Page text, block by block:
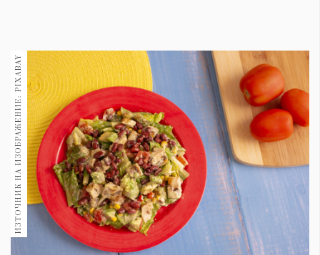
Книги 1188
30+ 1970
Гурме 1709
Пътувай
237
Здраве 389
ИЗТОЧНИК НА ИЗОБРАЖЕНИЕ: PIXABAY